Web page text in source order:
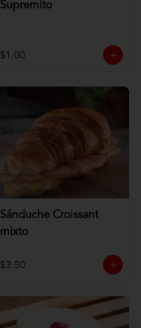
Supremito
$1.00
Sánduche Croissant
mixto
$3.50